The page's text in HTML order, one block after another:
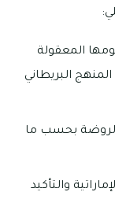
المعقولة
البريطاني
بحسب ما
والتأكيد